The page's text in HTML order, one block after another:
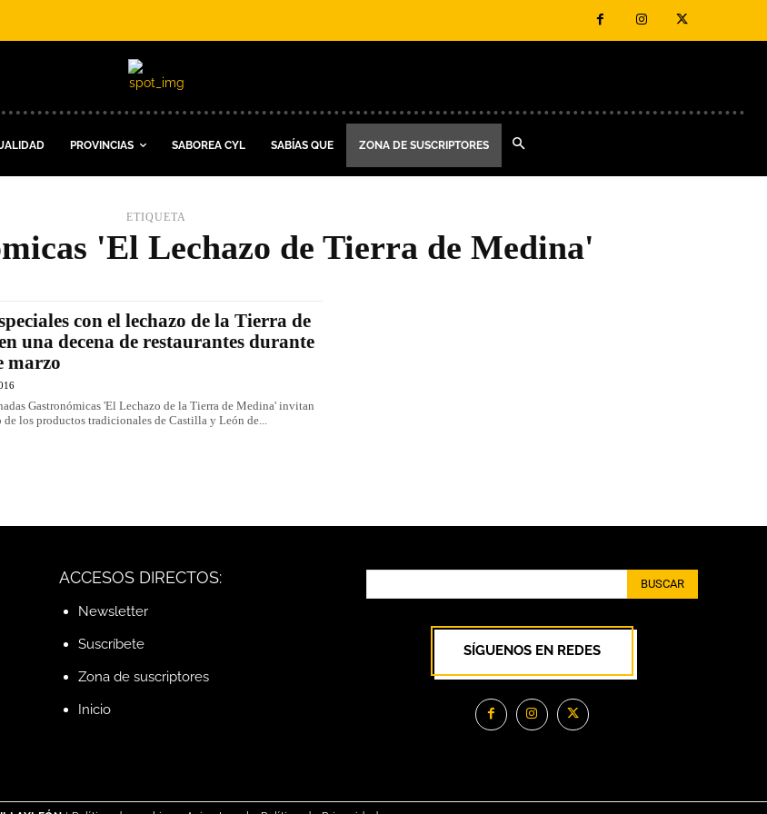
PROVINCIAS SABOREA CYL SABÍAS QUE ZONA DE SUSCRIPTORES
ETIQUETA
'El Lechazo de Tierra de Medina'
con el lechazo de la Tierra de
una decena de restaurantes durante
marzo
Gastronómicas 'El Lechazo de la Tierra de Medina' invitan
de los productos tradicionales de Castilla y León de...
ACCESOS DIRECTOS:
Newsletter
Suscríbete
Zona de suscriptores
Inicio
BUSCAR
SÍGUENOS EN REDES